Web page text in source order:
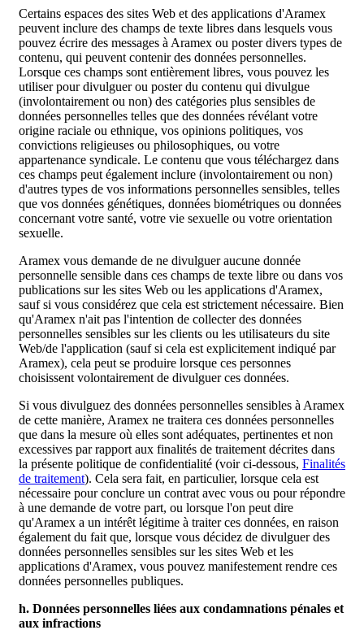
Certains espaces des sites Web et des applications d'Aramex
peuvent inclure des champs de texte libres dans lesquels vous
pouvez écrire des messages à Aramex ou poster divers types de
contenu, qui peuvent contenir des données personnelles.
Lorsque ces champs sont entièrement libres, vous pouvez les
utiliser pour divulguer ou poster du contenu qui divulgue
(involontairement ou non) des catégories plus sensibles de
données personnelles telles que des données révélant votre
origine raciale ou ethnique, vos opinions politiques, vos
convictions religieuses ou philosophiques, ou votre
appartenance syndicale. Le contenu que vous téléchargez dans
ces champs peut également inclure (involontairement ou non)
d'autres types de vos informations personnelles sensibles, telles
que vos données génétiques, données biométriques ou données
concernant votre santé, votre vie sexuelle ou votre orientation
sexuelle.
Aramex vous demande de ne divulguer aucune donnée
personnelle sensible dans ces champs de texte libre ou dans vos
publications sur les sites Web ou les applications d'Aramex,
sauf si vous considérez que cela est strictement nécessaire. Bien
qu'Aramex n'ait pas l'intention de collecter des données
personnelles sensibles sur les clients ou les utilisateurs du site
Web/de l'application (sauf si cela est explicitement indiqué par
Aramex), cela peut se produire lorsque ces personnes
choisissent volontairement de divulguer ces données.
Si vous divulguez des données personnelles sensibles à Aramex
de cette manière, Aramex ne traitera ces données personnelles
que dans la mesure où elles sont adéquates, pertinentes et non
excessives par rapport aux finalités de traitement décrites dans
la présente politique de confidentialité (voir ci-dessous, Finalités
de traitement). Cela sera fait, en particulier, lorsque cela est
nécessaire pour conclure un contrat avec vous ou pour répondre
à une demande de votre part, ou lorsque l'on peut dire
qu'Aramex a un intérêt légitime à traiter ces données, en raison
également du fait que, lorsque vous décidez de divulguer des
données personnelles sensibles sur les sites Web et les
applications d'Aramex, vous pouvez manifestement rendre ces
données personnelles publiques.
h. Données personnelles liées aux condamnations pénales et
aux infractions